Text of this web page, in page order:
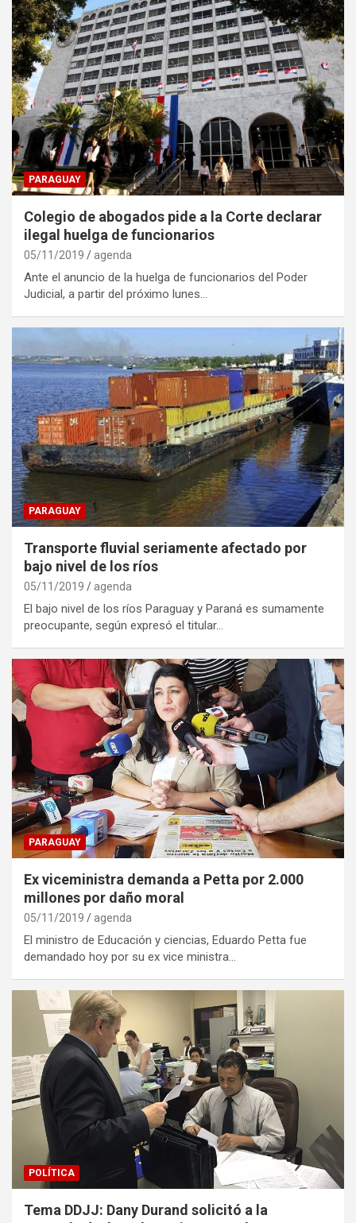
PARAGUAY
Colegio de abogados pide a la Corte declarar
ilegal huelga de funcionarios
05/11/2019 agenda
Ante el anuncio de la huelga de funcionarios del Poder
Judicial, a partir del próximo lunes…
PARAGUAY
Transporte fluvial seriamente afectado por
bajo nivel de los ríos
05/11/2019 agenda
El bajo nivel de los ríos Paraguay y Paraná es sumamente
preocupante, según expresó el titular…
PARAGUAY
Ex viceministra demanda a Petta por 2.000
millones por daño moral
05/11/2019 agenda
El ministro de Educación y ciencias, Eduardo Petta fue
demandado hoy por su ex vice ministra…
POLÍTICA
Tema DDJJ: Dany Durand solicitó a la